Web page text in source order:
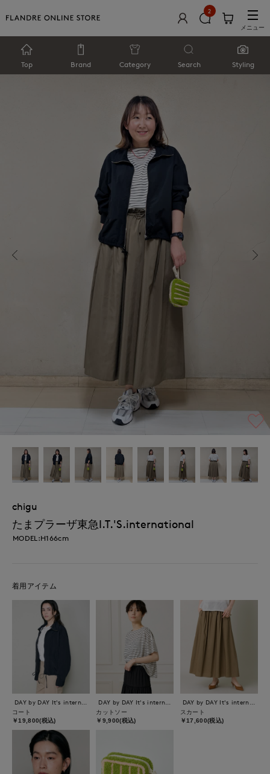
2
メニュー
Top Brand Category Search Styling
chigu
たまプラーザ東急I.T.'S.international
MODEL:H166cm
着用アイテム
コート
￥19,800(税込)
カットソー
￥9,900(税込)
スカート
￥17,600(税込)